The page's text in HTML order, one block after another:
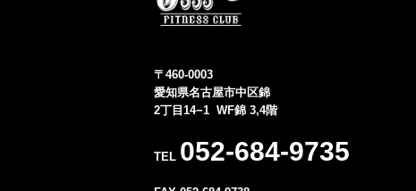
なぜトレーニングは“正解が分からなくなる”のか
〒460-0003
愛知県名古屋市中区錦
2丁目14−1 WF錦 3,4階
TEL 052-684-9735